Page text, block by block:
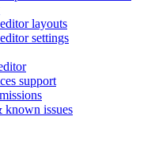
layouts
settings
support
issues